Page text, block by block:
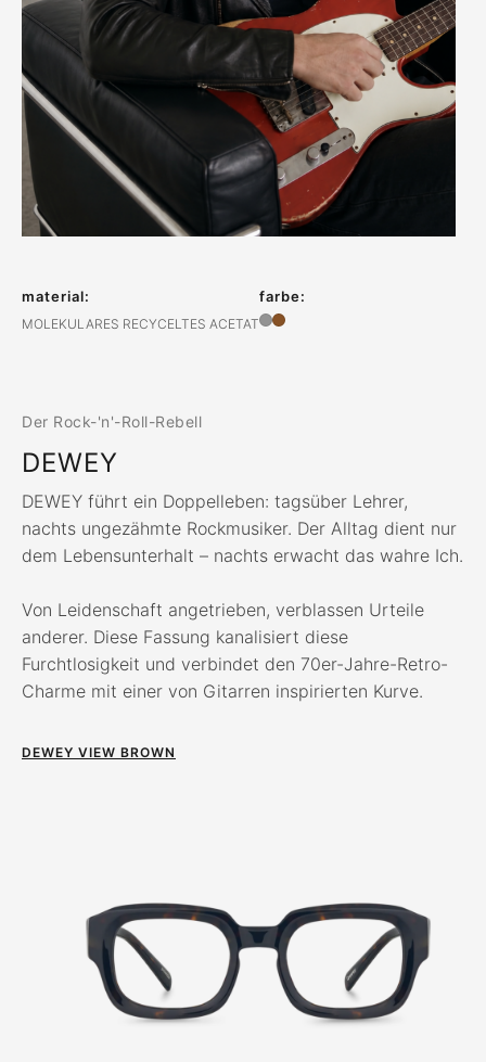
material:
MOLEKULARES RECYCELTES ACETAT
farbe:
Der Rock-'n'-Roll-Rebell
DEWEY
DEWEY führt ein Doppelleben: tagsüber Lehrer,
nachts ungezähmte Rockmusiker. Der Alltag dient nur
dem Lebensunterhalt – nachts erwacht das wahre Ich.
Von Leidenschaft angetrieben, verblassen Urteile
anderer. Diese Fassung kanalisiert diese
Furchtlosigkeit und verbindet den 70er-Jahre-Retro-
Charme mit einer von Gitarren inspirierten Kurve.
DEWEY VIEW BROWN